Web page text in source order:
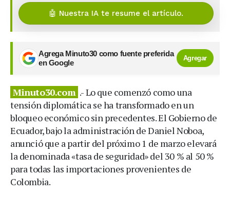
🤖 Nuestra IA te resume el artículo.
Agrega Minuto30 como fuente preferida
en Google
Agregar
Minuto30.com .- Lo que comenzó como una
tensión diplomática se ha transformado en un
bloqueo económico sin precedentes. El Gobierno de
Ecuador, bajo la administración de Daniel Noboa,
anunció que a partir del próximo 1 de marzo elevará
la denominada «tasa de seguridad» del 30 % al 50 %
para todas las importaciones provenientes de
Colombia.